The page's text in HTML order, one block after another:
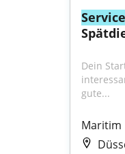
Dein
gute...
Maritim